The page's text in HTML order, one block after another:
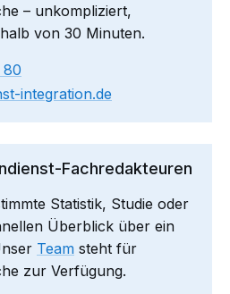
– unkompliziert,
von 30 Minuten.
integration.de
Fachredakteuren
Statistik, Studie oder
Überblick über ein
Team steht für
zur Verfügung.